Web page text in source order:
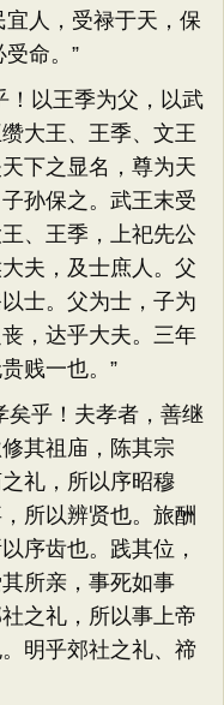
宜人，受禄于天，保
命。”
以王季为父，以武
大王、王季、文王
下之显名，尊为天
孙保之。武王末受
、王季，上祀先公
夫，及士庶人。父
士。父为士，子为
，达乎大夫。三年
贱一也。”
乎！夫孝者，善继
其祖庙，陈其宗
礼，所以序昭穆
所以辨贤也。旅酬
序齿也。践其位，
所亲，事死如事
之礼，所以事上帝
明乎郊社之礼、禘